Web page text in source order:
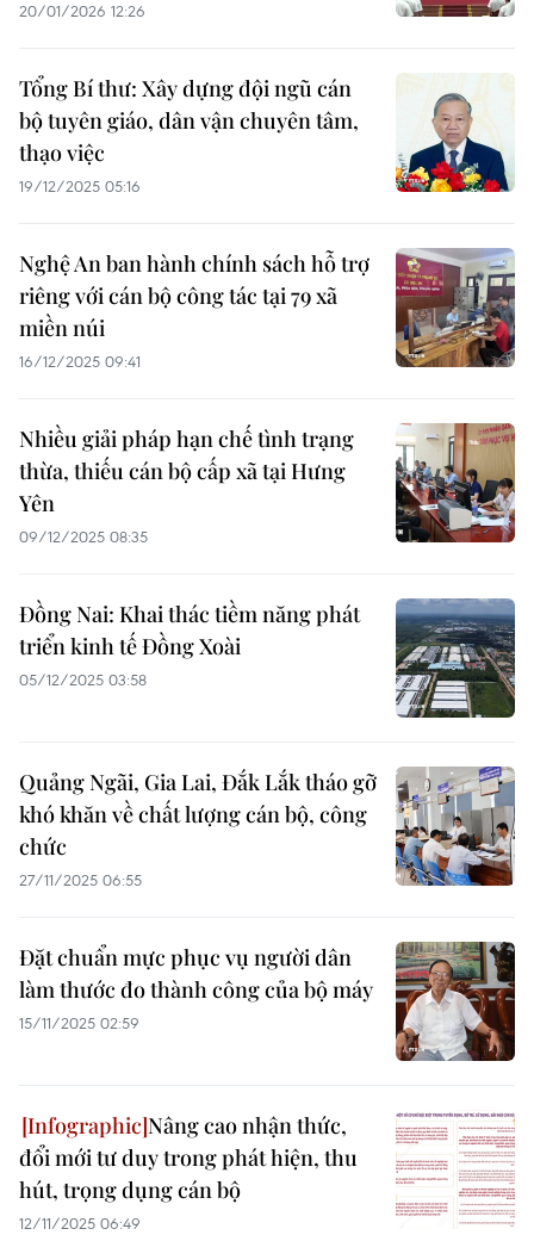
20/01/2026 12:26
Tổng Bí thư: Xây dựng đội ngũ cán
bộ tuyên giáo, dân vận chuyên tâm,
thạo việc
19/12/2025 05:16
Nghệ An ban hành chính sách hỗ trợ
riêng với cán bộ công tác tại 79 xã
miền núi
16/12/2025 09:41
Nhiều giải pháp hạn chế tình trạng
thừa, thiếu cán bộ cấp xã tại Hưng
Yên
09/12/2025 08:35
Đồng Nai: Khai thác tiềm năng phát
triển kinh tế Đồng Xoài
05/12/2025 03:58
Quảng Ngãi, Gia Lai, Đắk Lắk tháo gỡ
khó khăn về chất lượng cán bộ, công
chức
27/11/2025 06:55
Đặt chuẩn mực phục vụ người dân
làm thước đo thành công của bộ máy
15/11/2025 02:59
Nâng cao nhận thức,
đổi mới tư duy trong phát hiện, thu
hút, trọng dụng cán bộ
12/11/2025 06:49